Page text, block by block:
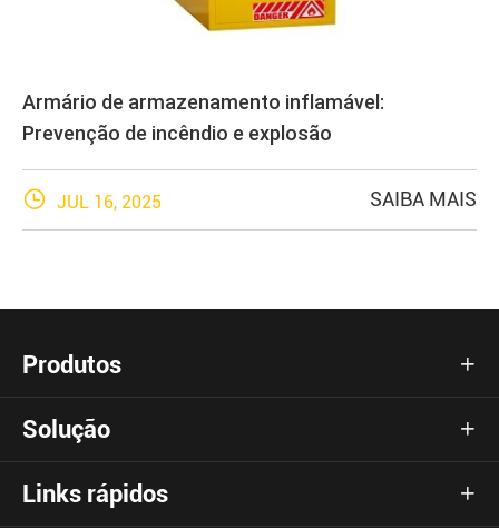
Armário de armazenamento inflamável:
Prevenção de incêndio e explosão
 JUL 16, 2025 SAIBA MAIS
Produtos 
Solução 
Links rápidos 